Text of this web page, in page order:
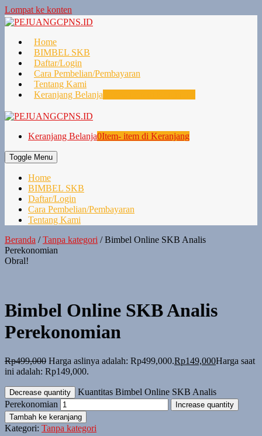
Lompat ke konten
Home
BIMBEL SKB
Daftar/Login
Cara Pembelian/Pembayaran
Tentang Kami
Keranjang Belanja
Keranjang Belanja0Item- item di Keranjang
Toggle Menu
Home
BIMBEL SKB
Daftar/Login
Cara Pembelian/Pembayaran
Tentang Kami
Beranda /Tanpa kategori / Bimbel Online SKB Analis
Perekonomian
Obral!
Bimbel Online SKB Analis
Perekonomian
Rp499,000 Harga aslinya adalah: Rp499,000.Rp149,000Harga saat
ini adalah: Rp149,000.
Decrease quantity
Kuantitas Bimbel Online SKB Analis
Perekonomian
Increase quantity
Tambah ke keranjang
Kategori: Tanpa kategori